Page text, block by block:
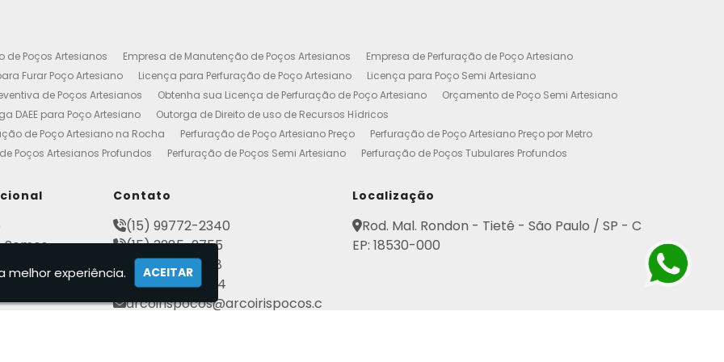
de Poços Artesianos Empresa de Manutenção de Poços Artesianos
Empresa de Perfuração de Poço Artesiano
Furar Poço Artesiano Licença para Perfuração de Poço Artesiano
Licença para Poço Semi Artesiano
de Poços Artesianos Obtenha sua Licença de Perfuração de Poço Artesiano
Orçamento de Poço Semi Artesiano
DAEE para Poço Artesiano
Outorga de Direito de uso de Recursos Hídricos
de Poço Artesiano na Rocha Perfuração de Poço Artesiano Preço
Perfuração de Poço Artesiano Preço por Metro
Poços Artesianos Profundos Perfuração de Poços Semi Artesiano
Perfuração de Poços Tubulares Profundos
Projeto de Perfuração de Poços Artesianos
Quanto Custa o Metro de Perfuração de Poço Artesiano
Licença de Poço Artesiano Manutenção de Poço Artesiano
Perfuração de Poço Artesiano
Poço Tubular Profundo Poços Artesianos Residencial
de Poço Artesiano Poços Artesianos
Outorga Poços Artesianos
Conserto de Bombas de Poço Artesiano Perfuração de Poços
Somos
Contato
(15) 99772-2340
(15) 3285-2755
(15) 3282-2568
(15) 99802-7184
arcoirispocos@arcoirispocos.c
Localização
Rod. Mal. Rondon - Tietê - São Paulo / SP - C
EP: 18530-000
melhor experiência. ACEITAR